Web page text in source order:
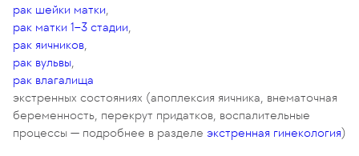
рак шейки матки,
рак матки 1–3 стадии,
рак яичников,
рак вульвы,
рак влагалища
экстренных состояниях (апоплексия яичника, внематочная
беременность, перекрут придатков, воспалительные
процессы — подробнее в разделе экстренная гинекология)